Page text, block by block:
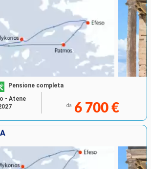
Ricerca
Pensione completa
da 6 700 €
- Atene